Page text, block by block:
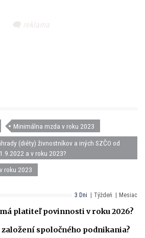
Minimálna mzda v roku 2023
(diéty) živnostníkov a iných SZČO od
1.9.2022 a v roku 2023?
roku 2023
3 Dni Týždeň Mesiac
platiteľ povinnosti v roku 2026?
spoločného podnikania?